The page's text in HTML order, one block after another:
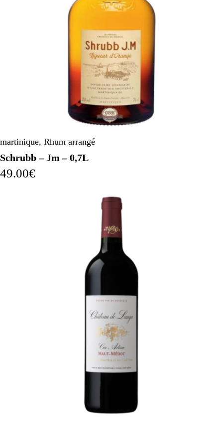
martinique, Rhum arrangé
Schrubb – Jm – 0,7L
49.00€